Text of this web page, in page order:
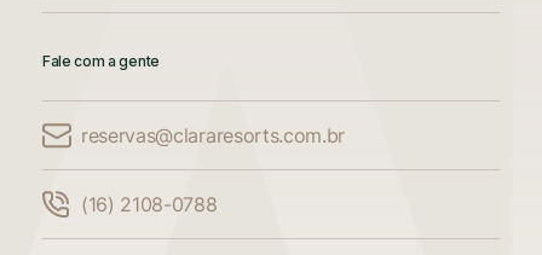
Fale com a gente
reservas@clararesorts.com.br
(16) 2108-0788
Compare até 3 acomodações